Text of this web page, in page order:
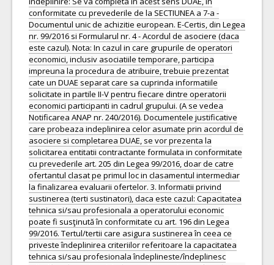
conformitate cu prevederile de la SECTIUNEA a 7-a -
Documentul unic de achizitie european. E-Certis, din Legea
nr. 99/2016 si Formularul nr. 4 - Acordul de asociere (daca
este cazul). Nota: In cazul in care grupurile de operatori
economici, inclusiv asociatiile temporare, participa
impreuna la procedura de atribuire, trebuie prezentat
cate un DUAE separat care sa cuprinda informatiile
solicitate in partile II-V pentru fiecare dintre operatorii
economici participanti in cadrul grupului. (A se vedea
Notificarea ANAP nr. 240/2016). Documentele justificative
care probeaza indeplinirea celor asumate prin acordul de
asociere si completarea DUAE, se vor prezenta la
solicitarea entitatii contractante formulata in conformitate
cu prevederile art. 205 din Legea 99/2016, doar de catre
ofertantul clasat pe primul loc in clasamentul intermediar
la finalizarea evaluarii ofertelor. 3. Informatii privind
sustinerea (terti sustinatori), daca este cazul: Capacitatea
tehnica si/sau profesionala a operatorului economic
poate fi susţinută în conformitate cu art. 196 din Legea
99/2016. Tertul/tertii care asigura sustinerea în ceea ce
priveste îndeplinirea criteriilor referitoare la capacitatea
tehnica si/sau profesionala îndeplineste/îndeplinesc